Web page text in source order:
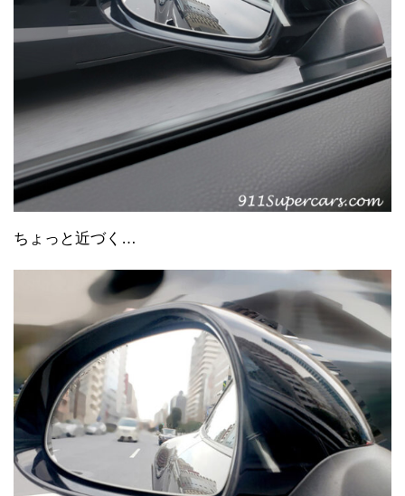
ちょっと近づく…